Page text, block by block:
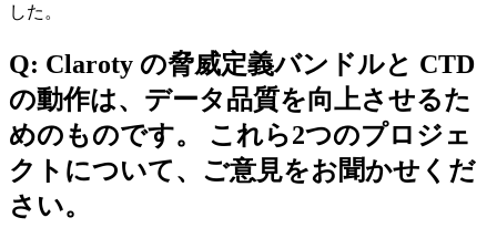
した。
Q: Claroty の脅威定義バンドルと CTD
の動作は、データ品質を向上させるた
めのものです。 これら2つのプロジェ
クトについて、ご意見をお聞かせくだ
さい。